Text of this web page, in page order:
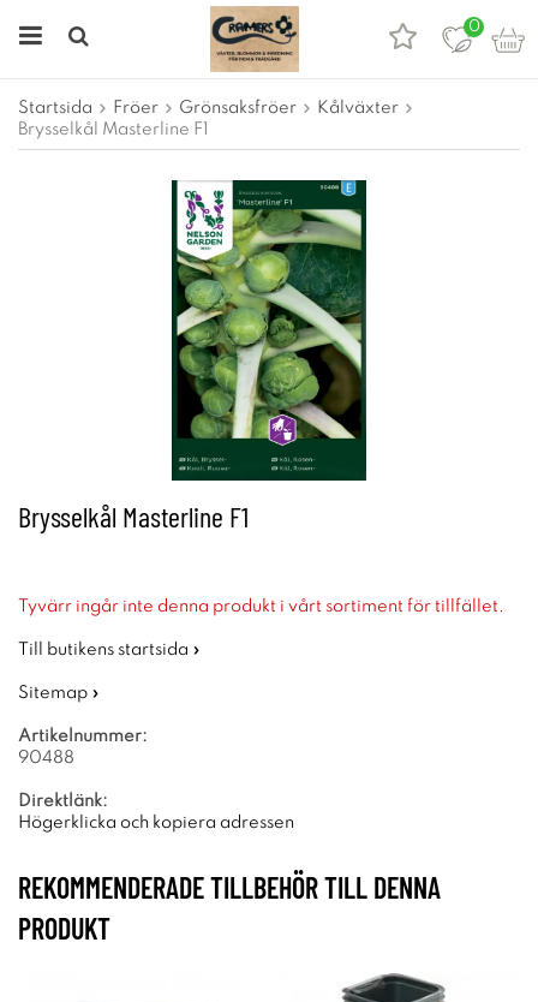
0
Startsida Fröer Grönsaksfröer
Kålväxter
Brysselkål Masterline F1
Brysselkål Masterline F1
Tyvärr ingår inte denna produkt i vårt sortiment för tillfället.
Till butikens startsida »
Sitemap »
Artikelnummer:
90488
Direktlänk:
Högerklicka och kopiera adressen
REKOMMENDERADE TILLBEHÖR TILL DENNA
PRODUKT